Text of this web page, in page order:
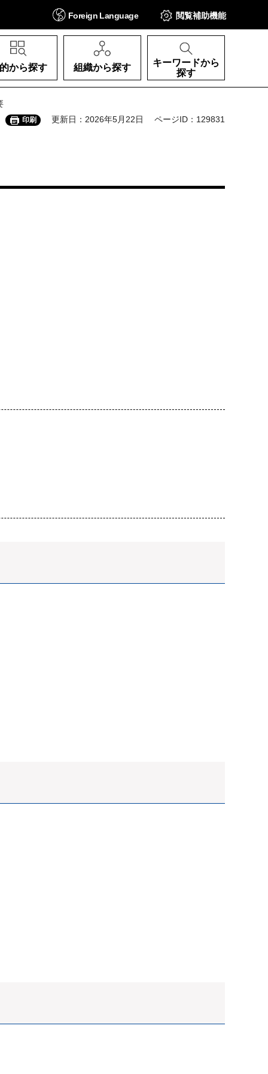
Foreign Language 閲覧補助機能
から探す 組織から探す
キーワードから
探す
印刷 更新日：2026年5月22日 ページID：129831